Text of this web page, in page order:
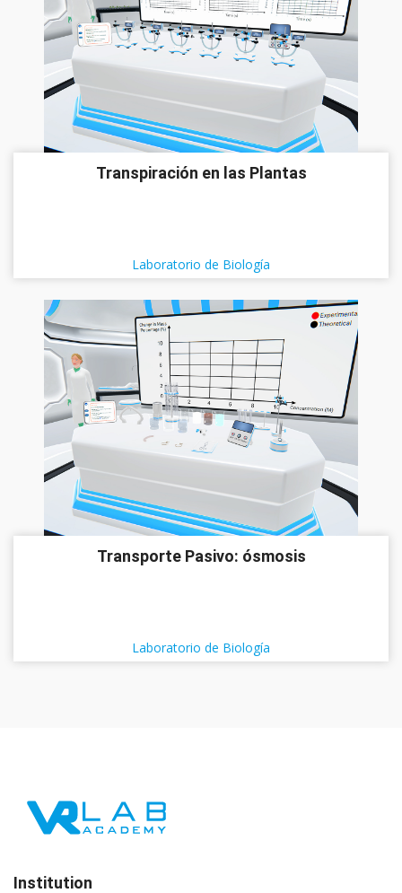
Transpiración en las Plantas
Laboratorio de Biología
Transporte Pasivo: ósmosis
Laboratorio de Biología
Institution